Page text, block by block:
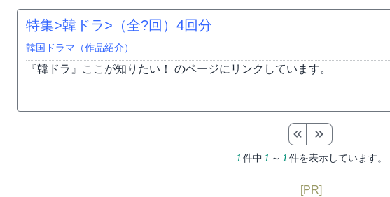
特集>韓ドラ>（全?回） 4回分
韓国ドラマ（作品紹介）
『韓ドラ』ここが知りたい！ のページにリンクしています。
1 件中 1 ～ 1 件を表示しています。
[PR]